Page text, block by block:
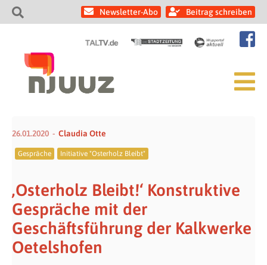
Newsletter-Abo Beitrag schreiben
26.01.2020 Claudia Otte
Gespräche Initiative "Osterholz Bleibt"
‚Osterholz Bleibt!‘ Konstruktive
Gespräche mit der
Geschäftsführung der Kalkwerke
Oetelshofen